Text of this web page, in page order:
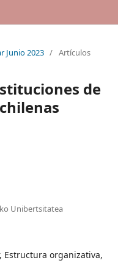
Junio 2023 / Artículos
de
Unibertsitatea
Estructura organizativa,